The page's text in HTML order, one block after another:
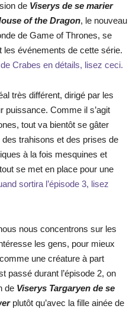
de Viserys de se marier
of the Dragon, le nouveau
de Game of Thrones, se
les événements de cette série.
Crabes en détails, lisez ceci.
très différent, dirigé par les
puissance. Comme il s’agit
tout va bientôt se gâter
trahisons et des prises de
à la fois mesquines et
se met en place pour une
sortira l’épisode 3, lisez
nous concentrons sur les
les gens, pour mieux
comme une créature à part
passé durant l’épisode 2, on
de Viserys Targaryen de se
plutôt qu’avec la fille ainée de